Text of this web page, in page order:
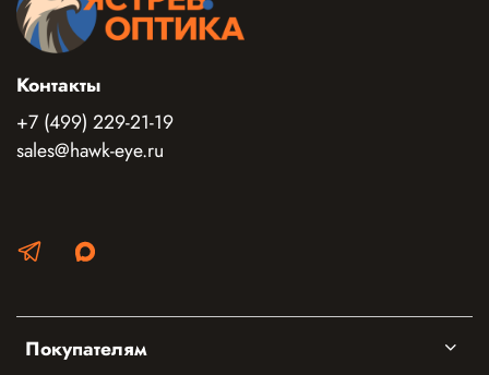
Покупателям
Контакты
+7 (499) 229-21-19
sales@hawk-eye.ru